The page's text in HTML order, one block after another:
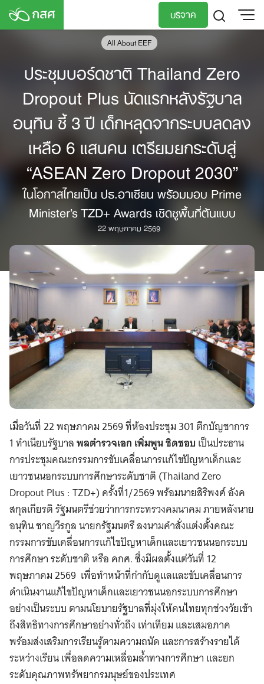
Skip
บริจาค
All About EEF
ประชุมบอร์ดชาติ Thailand Zero
Dropout Plus นัดแรกหลังรัฐบาล
อนุทิน ชี้ 3 ปี เด็กหลุดจากระบบลดลง
เหลือ 6 แสนคน เตรียมยกระดับสู่
“ASEAN Zero Dropout 2030”
ในโอกาสไทยเป็น ปธ.อาเซียน พร้อมมอบ Prime
Minister’s TZD+ Awards เชิดชูพื้นที่ต้นแบบ
22 พฤษภาคม 2569
เมื่อวันที่ 22 พฤษภาคม 2569 ที่ห้องประชุม 301 ตึกบัญชาการ
1 ทำเนียบรัฐบาลพลตำรวจเอก เพิ่มพูน ชิดชอบ เป็นประธาน
การประชุมคณะกรรมการขับเคลื่อนการแก้ไขปัญหาเด็กและ
เยาวชนนอกระบบการศึกษาระดับชาติ (Thailand Zero
Dropout Plus : TZD+) ครั้งที่1/2569 พร้อมนายสิริพงศ์ อังค
สกุลเกียรติ รัฐมนตรีช่วยว่าการกระทรวงคมนาคม ภายหลังนาย
อนุทิน ชาญวีรกูล นายกรัฐมนตรี ลงนามคำสั่งแต่งตั้งคณะ
กรรมการขับเคลื่อนการแก้ไขปัญหาเด็กและเยาวชนนอกระบบ
การศึกษา ระดับชาติ หรือ คกศ. ซึ่งมีผลตั้งแต่วันที่ 12
พฤษภาคม 2569 เพื่อทำหน้าที่กำกับดูแลและขับเคลื่อนการ
ดำเนินงานแก้ไขปัญหาเด็กและเยาวชนนอกระบบการศึกษา
อย่างเป็นระบบ ตามนโยบายรัฐบาลที่มุ่งให้คนไทยทุกช่วงวัยเข้า
ถึงสิทธิทางการศึกษาอย่างทั่วถึง เท่าเทียม และเสมอภาค
พร้อมส่งเสริมการเรียนรู้ตามความถนัด และการสร้างรายได้
ระหว่างเรียน เพื่อลดความเหลื่อมล้ำทางการศึกษา และยก
ระดับคุณภาพทรัพยากรมนุษย์ของประเทศ